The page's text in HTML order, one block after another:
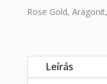
Rose Gold, Aragonit,
Leírás